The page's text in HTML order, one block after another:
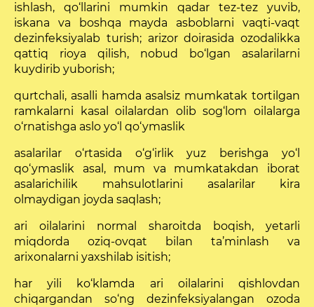
ishlash, qo‘llarini mumkin qadar tez-tez yuvib,
iskana va boshqa mayda asboblarni vaqti-vaqt
dezinfeksiyalab turish; arizor doirasida ozodalikka
qattiq rioya qilish, nobud bo‘lgan asalarilarni
kuydirib yuborish;
qurtchali, asalli hamda asalsiz mumkatak tortilgan
ramkalarni kasal oilalardan olib sog‘lom oilalarga
o‘rnatishga aslo yo‘l qo‘ymaslik
asalarilar o‘rtasida o‘g‘irlik yuz berishga yo‘l
qo‘ymaslik asal, mum va mumkatakdan iborat
asalarichilik mahsulotlarini asalarilar kira
olmaydigan joyda saqlash;
ari oilalarini normal sharoitda boqish, yetarli
miqdorda oziq-ovqat bilan ta’minlash va
arixonalarni yaxshilab isitish;
har yili ko‘klamda ari oilalarini qishlovdan
chiqargandan so‘ng dezinfeksiyalangan ozoda